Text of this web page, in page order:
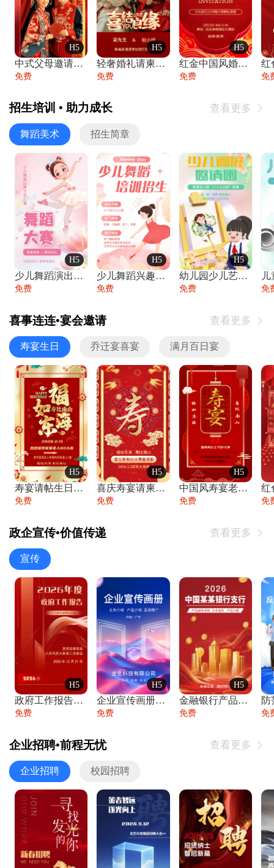
H5
中式父母邀请函婚礼结婚请柬请贴父母邀请方
免费
H5
轻奢婚礼请柬婚礼邀请函结婚照请帖
免费
H5
红金中国风婚礼请柬出阁喜宴嫁女请帖出阁宴
免费 免
招生培训 • 助力成长 查看更多 
舞蹈美术 招生简章
H5
少儿舞蹈演出舞蹈比赛跳舞大赛文艺汇演活动
免费
H5
少儿舞蹈兴趣班艺术培训学校招生宣传
免费
H5
幼儿园少儿艺术展览绘画展摄影作品展美术展
免费 免
喜事连连•宴会邀请 查看更多 
寿宴生日 乔迁宴喜宴 满月百日宴
H5
寿宴请帖生日宴邀请函老人寿星生日快乐祝寿
免费
H5
喜庆寿宴请柬老人生日宴会邀请函请柬过大寿
免费
H5
中国风寿宴老人生日宴会邀请函寿宴请帖请柬
免费 免
政企宣传•价值传递 查看更多 
宣传
H5
政府工作报告政府年终工作总结
免费
H5
企业宣传画册公司简介产品介绍业务宣传手册
免费
H5
金融银行产品宣传手册企业宣传产品介绍
免费
防
免
企业招聘•前程无忧 查看更多 
企业招聘 校园招聘